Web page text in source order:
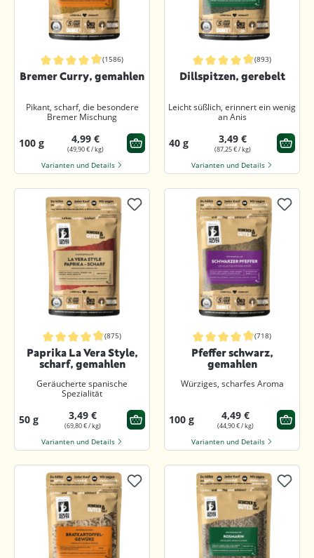
Durchschnittliche Bewertung von 4.8 von 5 Sternen
(1586)
Bremer Curry, gemahlen
Pikant, scharf, die besondere
Bremer Mischung
100 g 4,99 €
(49,90 € / kg)
Varianten und Details
Durchschnittliche Bewertung von
(893)
Dillspitzen, gerebelt
Leicht süßlich, erinnert ein wenig
an Anis
40 g 3,49 €
(87,25 € / kg)
Varianten und Details
Durchschnittliche Bewertung von 4.9 von 5 Sternen
(875)
Paprika La Vera Style,
scharf, gemahlen
Geräucherte spanische
Spezialität
50 g 3,49 €
(69,80 € / kg)
Varianten und Details
Durchschnittliche Bewertung von
(718)
Pfeffer schwarz,
gemahlen
Würziges, scharfes Aroma
100 g 4,49 €
(44,90 € / kg)
Varianten und Details